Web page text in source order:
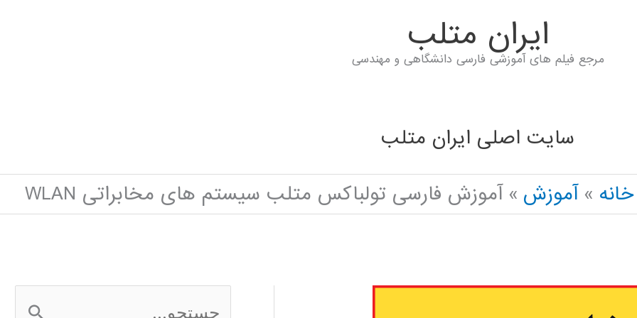
ايران متلب
مرجع فیلم های آموزشی فارسی دانشگاهی و مهندسی
سایت اصلی ایران متلب
خانه
آموزش آموزش فارسی تولباکس متلب سیستم های مخابراتی WLAN